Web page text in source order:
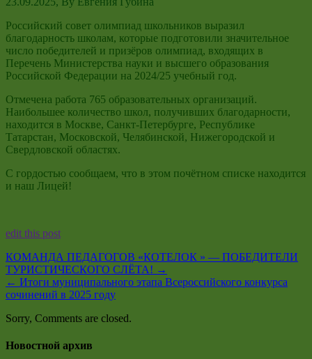
Российский совет олимпиад школьников выразил
благодарность школам, которые подготовили значительное
число победителей и призёров олимпиад, входящих в
Перечень Министерства науки и высшего образования
Российской Федерации на 2024/25 учебный год.
Отмечена работа 765 образовательных организаций.
Наибольшее количество школ, получивших благодарности,
находится в Москве, Санкт-Петербурге, Республике
Татарстан, Московской, Челябинской, Нижегородской и
Свердловской областях.
С гордостью сообщаем, что в этом почётном списке находится
и наш Лицей!
edit this post
КОМАНДА ПЕДАГОГОВ «КОТЕЛОК » — ПОБЕДИТЕЛИ
ТУРИСТИЧЕСКОГО СЛЁТА! →
← Итоги муниципального этапа Всероссийского конкурса
сочинений в 2025 году
Sorry, Comments are closed.
Новостной архив